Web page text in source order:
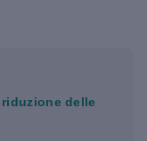
delle